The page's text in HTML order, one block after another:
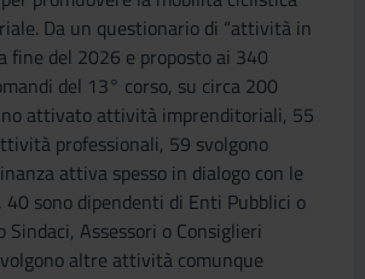
Da un questionario di “attività in
fine del 2026 e proposto ai 340
del 13° corso, su circa 200
attivato attività imprenditoriali, 55
professionali, 59 svolgono
attiva spesso in dialogo con le
sono dipendenti di Enti Pubblici o
Assessori o Consiglieri
altre attività comunque